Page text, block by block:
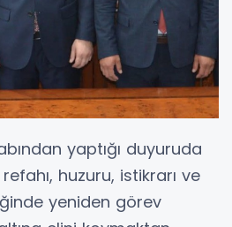
yaptığı duyuruda
refahı, huzuru, istikrarı ve
yeniden görev